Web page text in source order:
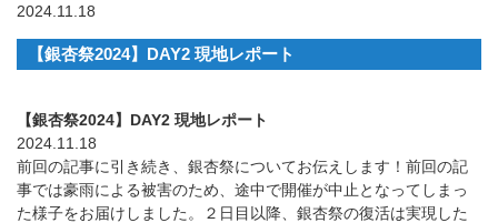
2024.11.18
【銀杏祭2024】DAY2 現地レポート
【銀杏祭2024】DAY2 現地レポート
2024.11.18
前回の記事に引き続き、銀杏祭についてお伝えします！前回の記
事では豪雨による被害のため、途中で開催が中止となってしまっ
た様子をお届けしました。２日目以降、銀杏祭の復活は実現した